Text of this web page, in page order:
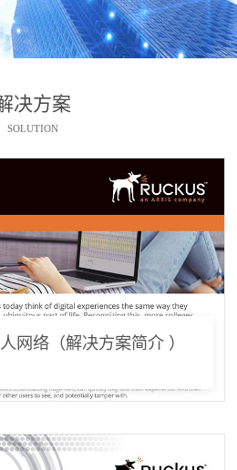
决方案
SOLUTION
网络（解决方案简介 ）